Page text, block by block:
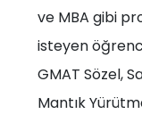
ve MBA gibi
isteyen
GMAT Sözel,
Mantık